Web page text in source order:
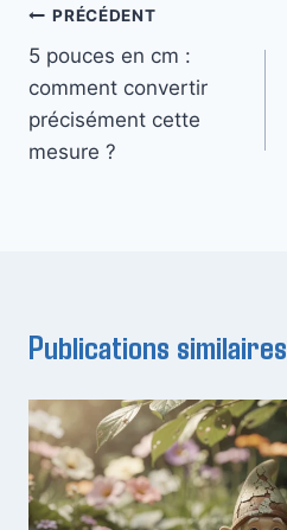
Navigation
de
l’article
PRÉCÉDENT
5 pouces en cm :
comment convertir
précisément cette
mesure ?
Publications similaires